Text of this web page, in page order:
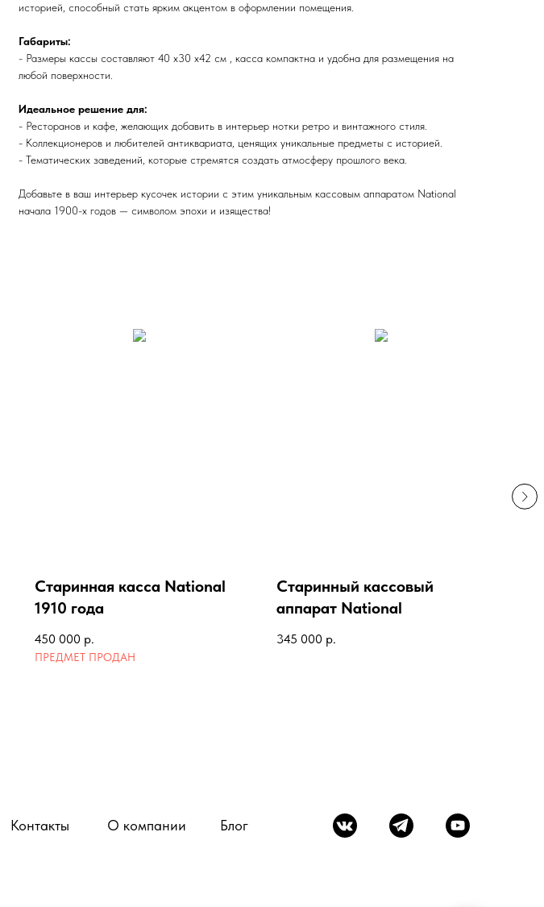
историей, способный стать ярким акцентом в оформлении помещения.
Габариты:
- Размеры кассы составляют 40 х30 х42 см , касса компактна и удобна для размещения на
любой поверхности.
Идеальное решение для:
- Ресторанов и кафе, желающих добавить в интерьер нотки ретро и винтажного стиля.
- Коллекционеров и любителей антиквариата, ценящих уникальные предметы с историей.
- Тематических заведений, которые стремятся создать атмосферу прошлого века.
Добавьте в ваш интерьер кусочек истории с этим уникальным кассовым аппаратом National
начала 1900-х годов — символом эпохи и изящества!
Старинная касса National
1910 года
450 000 р.
Старинный кассовый
аппарат National
345 000 р.
Блог
О компании
Контакты